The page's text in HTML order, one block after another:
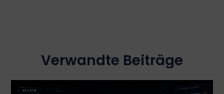
Verwandte Beiträge